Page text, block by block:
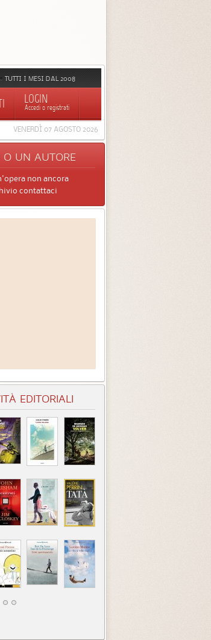
TUTTI I MESI DAL 2008
LOGIN
Accedi o registrati
VENERDÌ 07 AGOSTO 2026
O UN AUTORE
non ancora
contattaci
EDITORIALI